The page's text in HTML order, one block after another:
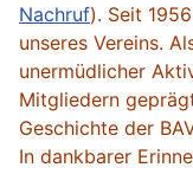
Nachruf). Seit
unseres Vereins.
unermüdlicher
Mitgliedern
Geschichte der
In dankbarer